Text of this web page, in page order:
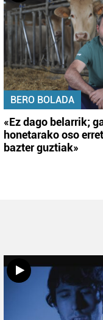
BERO BOLADA
«Ez dago belarrik;
honetarako oso
bazter guztiak»